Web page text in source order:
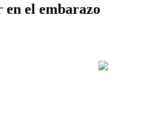
el embarazo